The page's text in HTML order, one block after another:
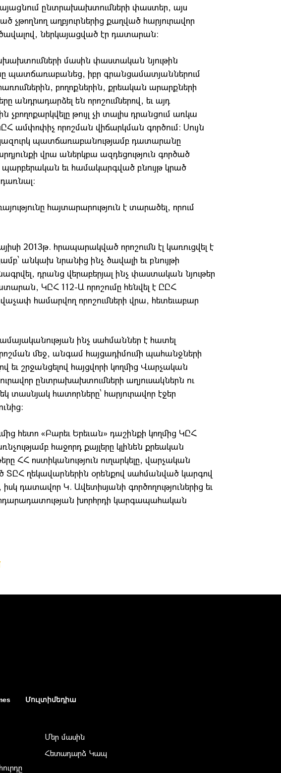
ընտրախախտումների փաստեր, այս
աղբյուրներից քաղված հարյուրավոր
ներկայացված էր դատարան:
մասին փաստական նյութին
պատճառաբանեց, իբր գրանցամատյաններում
բողոքներին, քրեական արարքների
անդրադարձել են որոշումներով, եւ այդ
թույլ չի տալիս դրանցում առկա
ամփոփիչ որոշման վիճարկման գործում: Սույն
պատճառաբանությամբ դատարանը
վրա աներկբա ազդեցություն գործած
եւ համակարգված բնույթ կրած
հայտարարություն է տարածել, որում
2013թ. հրապարակված որոշումն էլ կառուցվել է
անկախ նրանից ինչ ծավալի եւ բնույթի
դրանց վերաբերյալ ինչ փաստական նյութեր
ԿԸՀ 112-Ա որոշումը հենվել է ԸԸՀ
համարվող որոշումների վրա, հետեւաբար
ինչ սահմաններ է հատել
մեջ, անգամ հայցադիմումի պահանջների
եւ շրջանցելով հայցվորի կողմից Վարչական
ընտրախախտումների աղյուսակներն ու
տասնյակ հատորները՝ հարյուրավոր էջեր
հետո «Բարեւ Երեւան» դաշինքի կողմից ԿԸՀ
հաջորդ քայլերը կլինեն քրեական
ՀՀ ոստիկանություն ուղարկելը, վարչական
ղեկավարներին օրենքով սահմանված կարգով
իսկ դատավոր Կ. Ավետիսյանի գործողություներից եւ
Արդարադատության խորհրդի կարգապահական
Մուլտիմեդիա
Մեր մասին
Հետադարձ Կապ